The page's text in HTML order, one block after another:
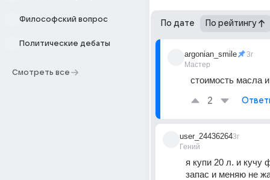
Философский вопрос
Политические дебаты
Смотреть все
По дате По рейтингу
argonian_smile
Мастер
3г
стоимость масла
2
user_24436264
Гений
3г
я купи 20 л. и кучу
запас и меняю не